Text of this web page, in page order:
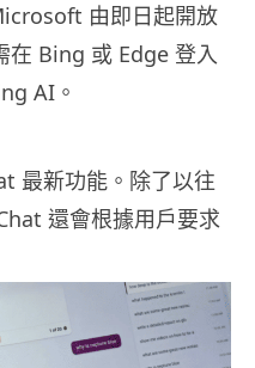
由即日起開放
在 Bing 或 Edge 登入
AI。
最新功能。除了以往
還會根據用戶要求